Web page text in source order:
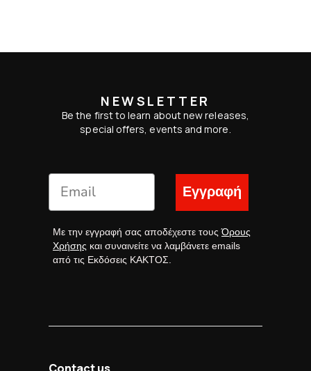
NEWSLETTER
Be the first to learn about new releases,
special offers, events and more.
Εγγραφή
Με την εγγραφή σας αποδέχεστε τουςΌρους
Χρήσης και συναινείτε να λαμβάνετε emails
από τις Εκδόσεις ΚΑΚΤΟΣ.